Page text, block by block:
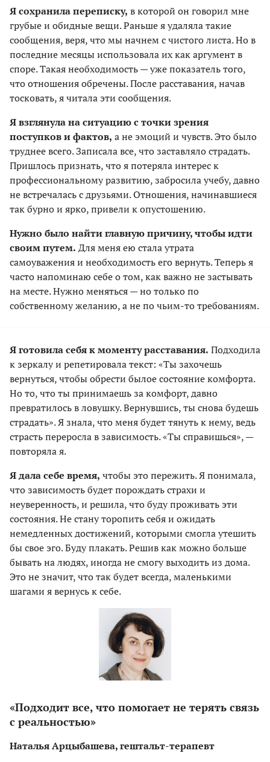
Я сохранила переписку, в которой он говорил мне
грубые и обидные вещи. Раньше я удаляла такие
сообщения, веря, что мы начнем с чистого листа. Но в
последние месяцы использовала их как аргумент в
споре. Такая необходимость — уже показатель того,
что отношения обречены. После расставания, начав
тосковать, я читала эти сообщения.
Я взглянула на ситуацию с точки зрения
поступков и фактов, а не эмоций и чувств. Это было
труднее всего. Записала все, что заставляло страдать.
Пришлось признать, что я потеряла интерес к
профессиональному развитию, забросила учебу, давно
не встречалась с друзьями. Отношения, начинавшиеся
так бурно и ярко, привели к опустошению.
Нужно было найти главную причину, чтобы идти
своим путем. Для меня ею стала утрата
самоуважения и необходимость его вернуть. Теперь я
часто напоминаю себе о том, как важно не застывать
на месте. Нужно меняться — но только по
собственному желанию, а не по чьим-то требованиям.
Я готовила себя к моменту расставания. Подходила
к зеркалу и репетировала текст: «Ты захочешь
вернуться, чтобы обрести былое состояние комфорта.
Но то, что ты принимаешь за комфорт, давно
превратилось в ловушку. Вернувшись, ты снова будешь
страдать». Я знала, что меня будет тянуть к нему, ведь
страсть переросла в зависимость. «Ты справишься», —
повторяла я.
Я дала себе время, чтобы это пережить. Я понимала,
что зависимость будет порождать страхи и
неуверенность, и решила, что буду проживать эти
состояния. Не стану торопить себя и ожидать
немедленных достижений, которыми смогла утешить
бы свое эго. Буду плакать. Решив как можно больше
бывать на людях, иногда не смогу выходить из дома.
Это не значит, что так будет всегда, маленькими
шагами я вернусь к себе.
«Подходит все, что помогает не терять связь
с реальностью»
Наталья Арцыбашева, гештальт-терапевт